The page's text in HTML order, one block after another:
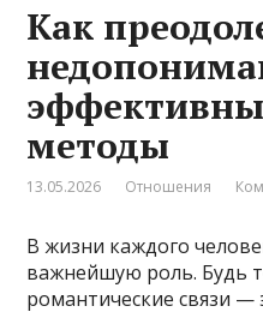
Как
методы
13.05.2026 Отношения
В жизни каждого
важнейшую роль. Будь
романтические связи